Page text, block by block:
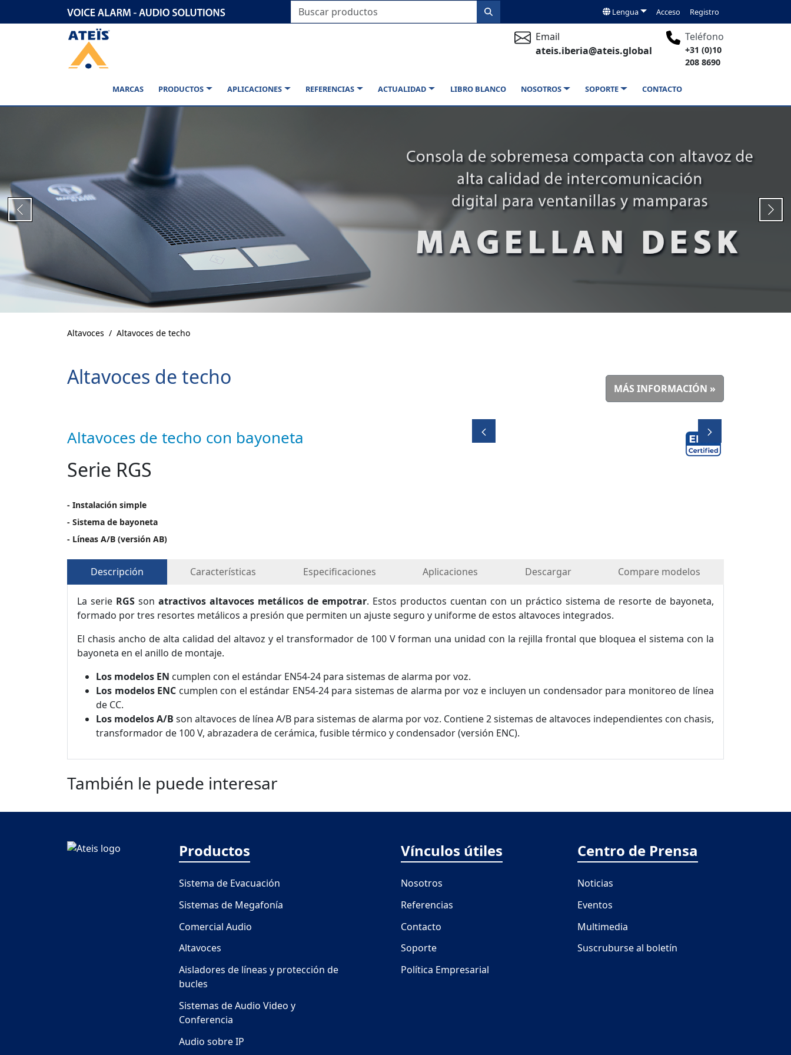
Lengua Acceso Registro
Email
ateis.iberia@ateis.global
Teléfono
+31 (0)10
208 8690
MARCAS PRODUCTOS APLICACIONES REFERENCIAS ACTUALIDAD LIBRO BLANCO NOSOTROS SOPORTE CONTACTO
Previous Next
Altavoces Altavoces de techo
Altavoces de techo MÁS INFORMACIÓN »
Altavoces de techo con bayoneta
Serie RGS
- Instalación simple
- Sistema de bayoneta
- Líneas A/B (versión AB)
Descripción Características Especificaciones Aplicaciones Descargar Compare modelos
La serie RGS son atractivos altavoces metálicos de empotrar. Estos productos cuentan con un práctico sistema de resorte de bayoneta,
formado por tres resortes metálicos a presión que permiten un ajuste seguro y uniforme de estos altavoces integrados.
El chasis ancho de alta calidad del altavoz y el transformador de 100 V forman una unidad con la rejilla frontal que bloquea el sistema con la
bayoneta en el anillo de montaje.
Los modelos EN cumplen con el estándar EN54-24 para sistemas de alarma por voz.
Los modelos ENC cumplen con el estándar EN54-24 para sistemas de alarma por voz e incluyen un condensador para monitoreo de línea
de CC.
Los modelos A/B son altavoces de línea A/B para sistemas de alarma por voz. Contiene 2 sistemas de altavoces independientes con chasis,
transformador de 100 V, abrazadera de cerámica, fusible térmico y condensador (versión ENC).
También le puede interesar
Productos
Sistema de Evacuación
Sistemas de Megafonía
Comercial Audio
Altavoces
Aisladores de líneas y protección de
bucles
Sistemas de Audio Video y
Conferencia
Audio sobre IP
Vínculos útiles
Nosotros
Referencias
Contacto
Soporte
Política Empresarial
Centro de Prensa
Noticias
Eventos
Multimedia
Suscruburse al boletín